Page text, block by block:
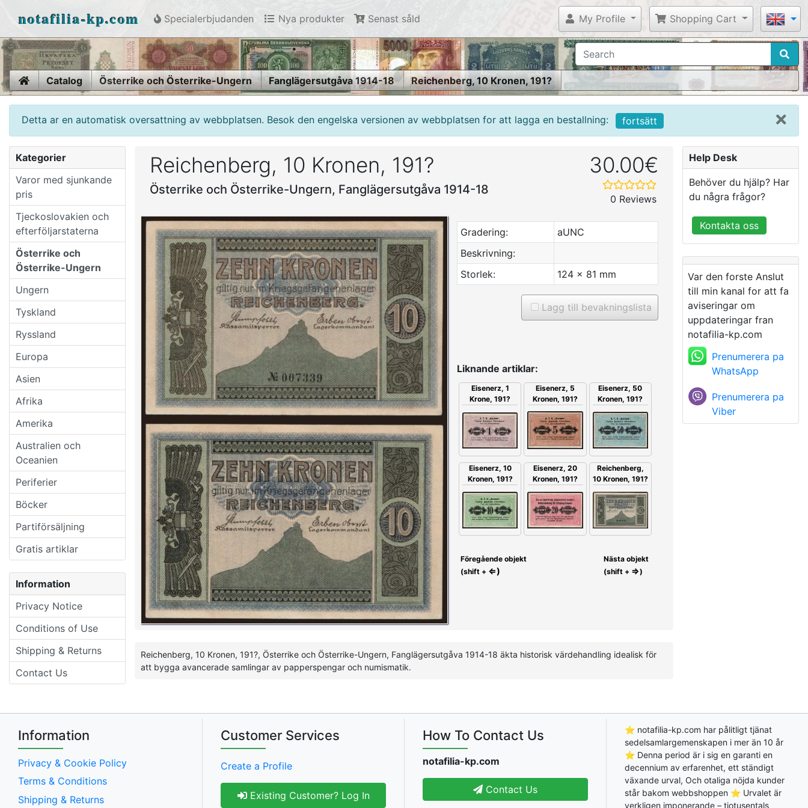
notafilia-kp.com Specialerbjudanden Nya produkter Senast såld My Profile Shopping Cart
HomeCatalog Österrike och Österrike-Ungern Fanglägersutgåva 1914-18 Reichenberg, 10 Kronen, 191?
Detta ar en automatisk oversattning av webbplatsen. Besok den engelska versionen av webbplatsen for att lagga en bestallning: fortsätt
Kategorier
Varor med sjunkande
pris
Tjeckoslovakien och
efterföljarstaterna
Österrike och
Österrike-Ungern
Ungern
Tyskland
Ryssland
Europa
Asien
Afrika
Amerika
Australien och
Oceanien
Periferier
Böcker
Partiförsäljning
Gratis artiklar
Information
Privacy Notice
Conditions of Use
Shipping & Returns
Contact Us
Reichenberg, 10 Kronen, 191?
Österrike och Österrike-Ungern, Fanglägersutgåva 1914-18
30.00€
0 Reviews
Gradering:
aUNC
Beskrivning:
Storlek:
124 x 81 mm
Lagg till bevakningslista
Liknande artiklar:
Eisenerz, 1
Krone, 191?
Eisenerz, 5
Kronen, 191?
Eisenerz, 50
Kronen, 191?
Eisenerz, 10
Kronen, 191?
Eisenerz, 20
Kronen, 191?
Reichenberg,
10 Kronen, 191?
Föregående objekt
(shift + ⇐)
Nästa objekt
(shift + ⇒)
Reichenberg, 10 Kronen, 191?, Österrike och Österrike-Ungern, Fanglägersutgåva 1914-18 äkta historisk värdehandling idealisk för
att bygga avancerade samlingar av papperspengar och numismatik.
Help Desk
Behöver du hjälp? Har
du några frågor?
Kontakta oss
Var den forste Anslut
till min kanal for att fa
aviseringar om
uppdateringar fran
notafilia-kp.com
Prenumerera pa
WhatsApp
Prenumerera pa
Viber
Information
Privacy & Cookie Policy
Terms & Conditions
Shipping & Returns
Customer Services
Create a Profile
Existing Customer? Log In
How To Contact Us
notafilia-kp.com
Contact Us
⭐ notafilia-kp.com har pålitligt tjänat
sedelsamlargemenskapen i mer än 10 år
⭐ Denna period är i sig en garanti en
decennium av erfarenhet, ett ständigt
växande urval, Och otaliga nöjda kunder
står bakom webbshoppen ⭐ Urvalet är
verkligen imponerande – tiotusentals